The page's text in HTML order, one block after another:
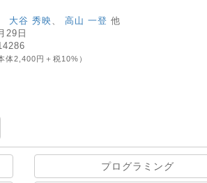
大谷 秀映、 高山 一登 他
29日
体2,400円＋税10%）
プログラミング